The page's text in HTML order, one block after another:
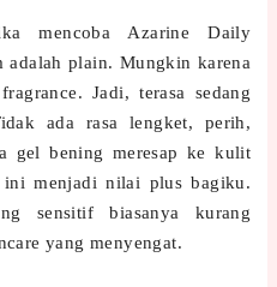
mencoba Azarine Daily
adalah plain. Mungkin karena
Jadi, terasa sedang
ada rasa lengket, perih,
gel bening meresap ke kulit
ini menjadi nilai plus bagiku.
sensitif biasanya kurang
yang menyengat.